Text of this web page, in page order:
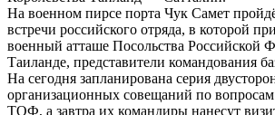
На военном пирсе порта Чук Самет
встречи российского отряда, в которой
военный атташе Посольства Российской
Таиланде, представители командования
На сегодня запланирована серия
организационных совещаний по вопросам
ТОФ, а завтра их командиры нанесут